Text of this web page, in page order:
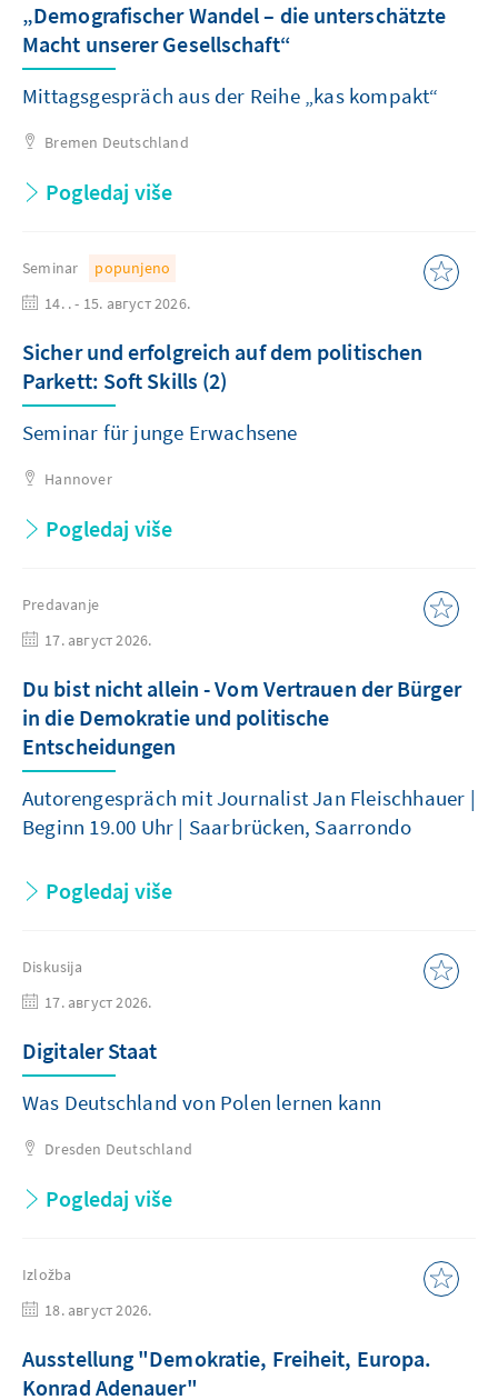
„Demografischer Wandel – die unterschätzte
Macht unserer Gesellschaft“
Mittagsgespräch aus der Reihe „kas kompakt“
Bremen Deutschland
Pogledaj više
Seminar
popunjeno
14. . - 15. август 2026.
Sicher und erfolgreich auf dem politischen
Parkett: Soft Skills (2)
Seminar für junge Erwachsene
Hannover
Pogledaj više
Predavanje
17. август 2026.
Du bist nicht allein - Vom Vertrauen der Bürger
in die Demokratie und politische
Entscheidungen
Autorengespräch mit Journalist Jan Fleischhauer |
Beginn 19.00 Uhr | Saarbrücken, Saarrondo
Pogledaj više
Diskusija
17. август 2026.
Digitaler Staat
Was Deutschland von Polen lernen kann
Dresden Deutschland
Pogledaj više
Izložba
18. август 2026.
Ausstellung "Demokratie, Freiheit, Europa.
Konrad Adenauer"